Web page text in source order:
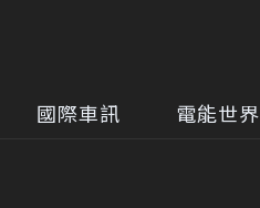
國際車訊 電能世界